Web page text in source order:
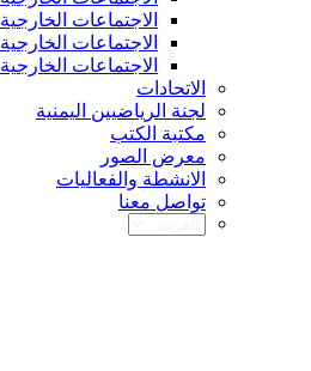
الاجتماعات الخارجية 2019م
الاجتماعات الخارجية 2020م
الاجتماعات الخارجية 2021م
الاتحادات
لجنة الرياضيين اليمنية
مكتبة الكتب
معرض الصور
الانشطة والفعاليات
تواصل معنا